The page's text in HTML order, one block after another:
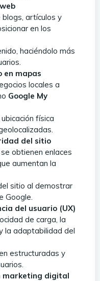
blogs, artículos y
en los
haciéndolo más
en mapas
locales a
Google My
física
del sitio
, se obtienen enlaces
aumentan la
sitio al demostrar
Google.
del usuario (UX)
de carga, la
la adaptabilidad del
estructuradas y
marketing digital